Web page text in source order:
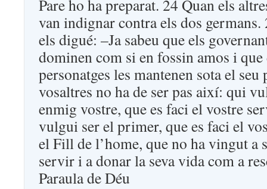
Pare ho ha preparat. 24 Quan els
van indignar contra els dos germans.
els digué: –Ja sabeu que els
dominen com si en fossin amos i que
personatges les mantenen sota el
vosaltres no ha de ser pas així: qui
enmig vostre, que es faci el vostre
vulgui ser el primer, que es faci el
el Fill de l’home, que no ha vingut a
servir i a donar la seva vida com a
Paraula de Déu